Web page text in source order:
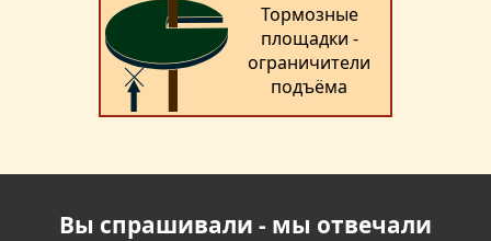
Тормозные
площадки -
ограничители
подъёма
Вы спрашивали - мы отвечали